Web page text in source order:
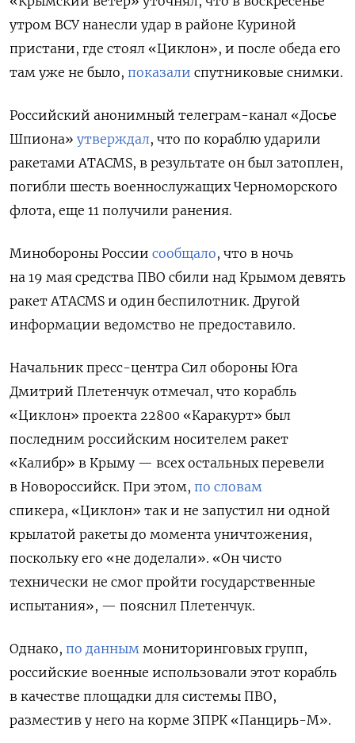
утром ВСУ нанесли удар в районе Куриной
пристани, где стоял «Циклон», и после обеда его
там уже не было, показали спутниковые снимки.
Российский анонимный телеграм-канал «Досье
Шпиона» утверждал, что по кораблю ударили
ракетами ATACMS, в результате он был затоплен,
погибли шесть военнослужащих Черноморского
флота, еще 11 получили ранения.
Минобороны России сообщало, что в ночь
на 19 мая средства ПВО сбили над Крымом девять
ракет ATACMS и один беспилотник. Другой
информации ведомство не предоставило.
Начальник пресс-центра Сил обороны Юга
Дмитрий Плетенчук отмечал, что корабль
«Циклон» проекта 22800 «Каракурт» был
последним российским носителем ракет
«Калибр» в Крыму — всех остальных перевели
в Новороссийск. При этом, по словам
спикера, «Циклон» так и не запустил ни одной
крылатой ракеты до момента уничтожения,
поскольку его «не доделали». «Он чисто
технически не смог пройти государственные
испытания», — пояснил Плетенчук.
Однако, по данным мониторинговых групп,
российские военные использовали этот корабль
в качестве площадки для системы ПВО,
разместив у него на корме ЗПРК «Панцирь-М».